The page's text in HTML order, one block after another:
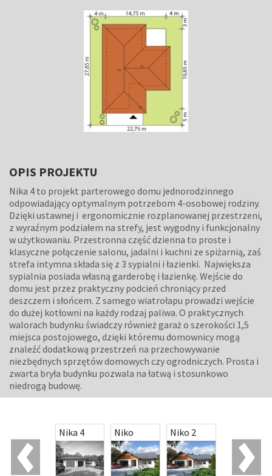
OPIS PROJEKTU
Nika 4 to projekt parterowego domu jednorodzinnego
odpowiadający optymalnym potrzebom 4-osobowej rodziny.
Dzięki ustawnej i ergonomicznie rozplanowanej przestrzeni,
z wyraźnym podziałem na strefy, jest wygodny i funkcjonalny
w użytkowaniu. Przestronna część dzienna to proste i
klasyczne połączenie salonu, jadalni i kuchni ze spiżarnią, zaś
strefa intymna składa się z 3 sypialni i łazienki. Największa
sypialnia posiada własną garderobę i łazienkę. Wejście do
domu jest przez praktyczny podcień chroniący przed
deszczem i słońcem. Z samego wiatrołapu prowadzi wejście
do dużej kotłowni na każdy rodzaj paliwa. O praktycznych
walorach budynku świadczy również garaż o szerokości 1,5
miejsca postojowego, dzięki któremu domownicy mogą
znaleźć dodatkową przestrzeń na przechowywanie
niezbędnych sprzętów domowych czy ogrodniczych. Prosta i
zwarta bryła budynku pozwala na łatwą i stosunkowo
niedrogą budowę.
Nika 4 Niko Niko 2